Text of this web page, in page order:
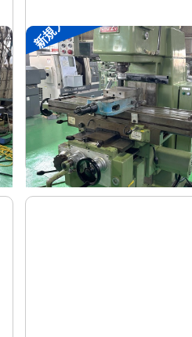
新規入荷
#2立フライス盤
メーカー 大隈豊和
形 式STM-2V
年 式1990